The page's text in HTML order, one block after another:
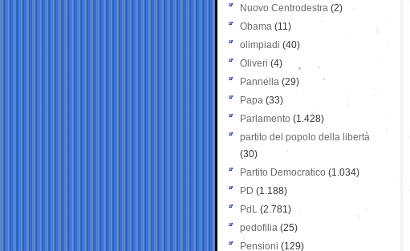
Nuovo Centrodestra (2)
Obama (11)
olimpiadi (40)
Oliveri (4)
Pannella (29)
Papa (33)
Parlamento (1.428)
partito del popolo della libertà
(30)
Partito Democratico (1.034)
PD (1.188)
PdL (2.781)
pedofilia (25)
Pensioni (129)